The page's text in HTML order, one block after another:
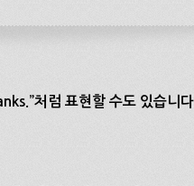
처럼 표현할 수도 있습니